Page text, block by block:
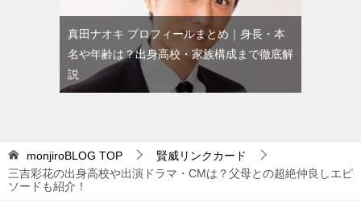
真田ナオキ プロフィールまとめ｜身長・本
名や年齢は？出身高校・家族構成まで徹底解
説
monjiroBLOG TOP
賢威リンクカード
三吉彩花の出身高校や出演ドラマ・CMは？父母との超絶仲良しエピ
ソードも紹介！